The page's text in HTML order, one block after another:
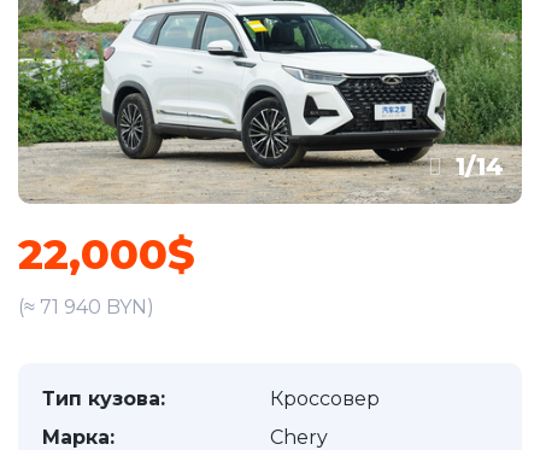
1/14
22,000$
(≈ 71 940 BYN)
Тип кузова:
Кроссовер
Марка:
Chery